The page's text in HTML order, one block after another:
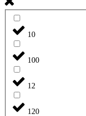
10
100
12
120